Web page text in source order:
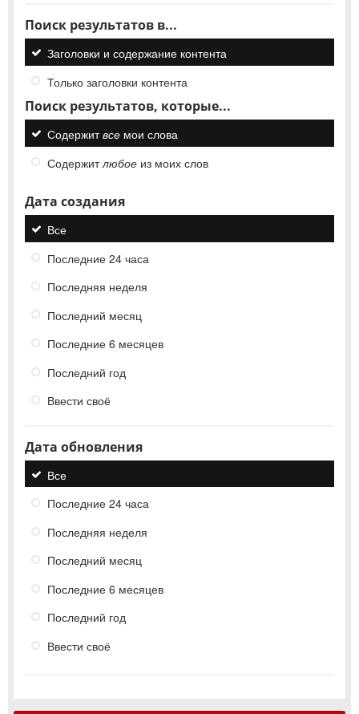
Поиск результатов в...
Заголовки и содержание контента
Только заголовки контента
Поиск результатов, которые...
Содержитвсе мои слова
Содержитлюбое из моих слов
Дата создания
Все
Последние 24 часа
Последняя неделя
Последний месяц
Последние 6 месяцев
Последний год
Ввести своё
Дата обновления
Все
Последние 24 часа
Последняя неделя
Последний месяц
Последние 6 месяцев
Последний год
Ввести своё